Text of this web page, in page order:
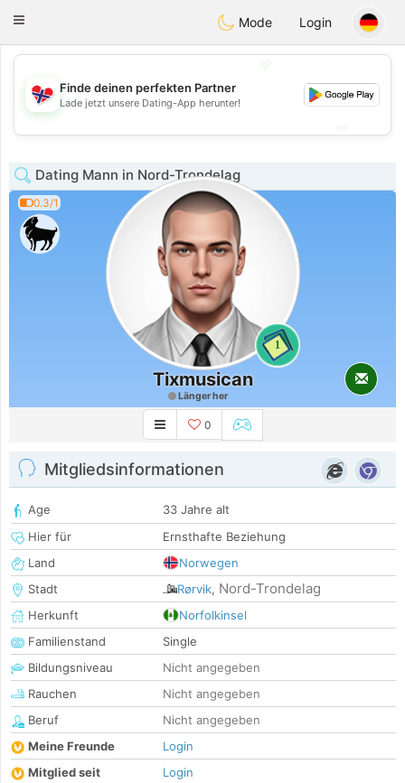
EkteNordmenn
Toggle
Mode Login
💖
💕
Finde deinen perfekten Partner
Lade jetzt unsere Dating-App herunter!
Dating Mann in Nord-Trondelag
0.3/1
1
Tixmusican
Länger her
0
Mitgliedsinformationen
Age
33 Jahre alt
Hier für
Ernsthafte Beziehung
Land
Norwegen
Stadt
Rørvik, Nord-Trondelag
Herkunft
Norfolkinsel
Familienstand
Single
Bildungsniveau
Nicht angegeben
Rauchen
Nicht angegeben
Beruf
Nicht angegeben
Meine Freunde
Login
Mitglied seit
Login